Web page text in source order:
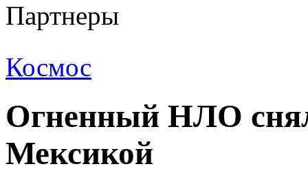
Партнеры
Космос
Огненный НЛО
Мексикой